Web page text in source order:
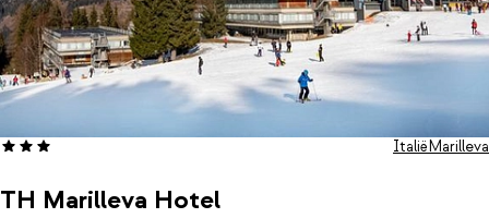
TH Marilleva Hotel
ItaliëMarilleva